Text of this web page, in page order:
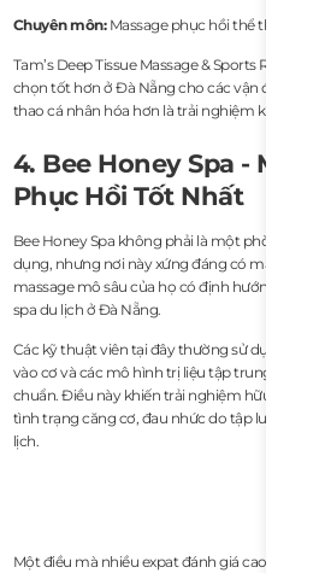
Chuyên môn: Massage phục hồi thể thao
Tam’s Deep Tissue Massage & Sports Rehab
chọn tốt hơn ở Đà Nẵng cho các vận động
thao cá nhân hóa hơn là trải nghiệm kiểu spa.
4. Bee Honey Spa -
Phục Hồi Tốt Nhất
Bee Honey Spa không phải là một phòng
dụng, nhưng nơi này xứng đáng có mặt trong
massage mô sâu của họ có định hướng phục
spa du lịch ở Đà Nẵng.
Các kỹ thuật viên tại đây thường sử dụng lực
vào cơ và các mô hình trị liệu tập trung hơn so
chuẩn. Điều này khiến trải nghiệm hữu ích
tình trạng căng cơ, đau nhức do tập luyện
lịch.
Một điều mà nhiều expat đánh giá cao là sự